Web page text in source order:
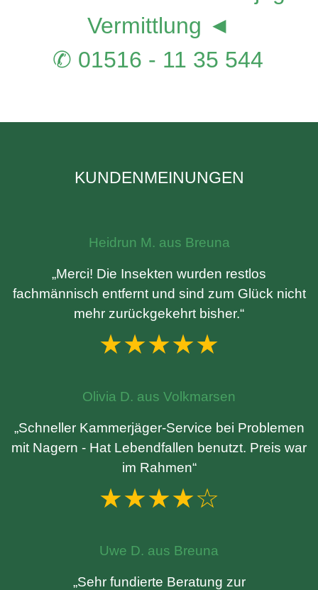
Vermittlung ◄
✆ 01516 - 11 35 544
KUNDENMEINUNGEN
Heidrun M. aus Breuna
„Merci! Die Insekten wurden restlos
fachmännisch entfernt und sind zum Glück nicht
mehr zurückgekehrt bisher.“
★★★★★
Olivia D. aus Volkmarsen
„Schneller Kammerjäger-Service bei Problemen
mit Nagern - Hat Lebendfallen benutzt. Preis war
im Rahmen“
★★★★☆
Uwe D. aus Breuna
„Sehr fundierte Beratung zur